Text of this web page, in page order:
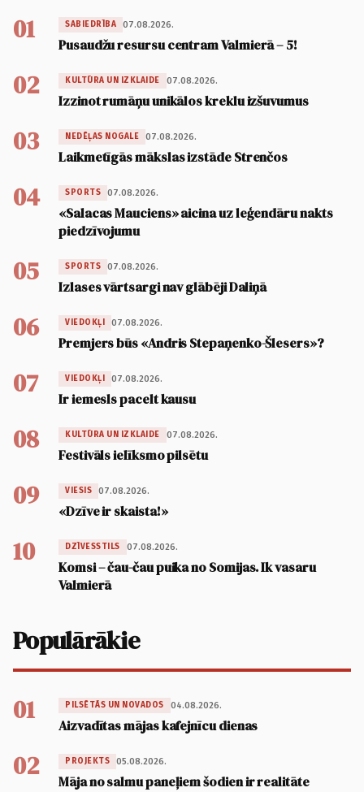
01 SABIEDRĪBA 07.08.2026.
Pusaudžu resursu centram Valmierā – 5!
02 KULTŪRA UN IZKLAIDE 07.08.2026.
Izzinot rumāņu unikālos kreklu izšuvumus
03 NEDĒĻAS NOGALE 07.08.2026.
Laikmetīgās mākslas izstāde Strenčos
04 SPORTS 07.08.2026.
«Salacas Mauciens» aicina uz leģendāru nakts
piedzīvojumu
05 SPORTS 07.08.2026.
Izlases vārtsargi nav glābēji Daliņā
06 VIEDOKĻI 07.08.2026.
Premjers būs «Andris Stepaņenko-Šlesers»?
07 VIEDOKĻI 07.08.2026.
Ir iemesls pacelt kausu
08 KULTŪRA UN IZKLAIDE 07.08.2026.
Festivāls ielīksmo pilsētu
09 VIESIS 07.08.2026.
«Dzīve ir skaista!»
10 DZĪVESSTILS 07.08.2026.
Komsi – čau-čau puika no Somijas. Ik vasaru
Valmierā
Populārākie
01 PILSĒTĀS UN NOVADOS 04.08.2026.
Aizvadītas mājas kafejnīcu dienas
02 PROJEKTS 05.08.2026.
Māja no salmu paneļiem šodien ir realitāte